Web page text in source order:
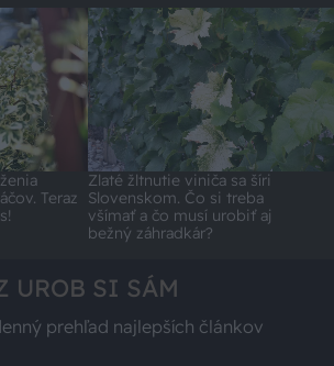
Teraz
Zlaté žltnutie viniča sa šíri
Slovenskom. Čo si treba
všímať a čo musí urobiť aj
bežný záhradkár?
UROB SI SÁM
prehľad najlepších článkov